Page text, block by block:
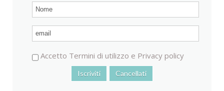
Accetto Termini di utilizzo e Privacy policy